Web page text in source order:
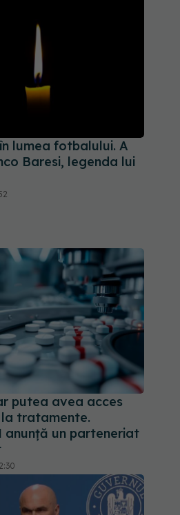
lumea fotbalului. A
Baresi, legenda lui
putea avea acces
tratamente.
anunță un parteneriat